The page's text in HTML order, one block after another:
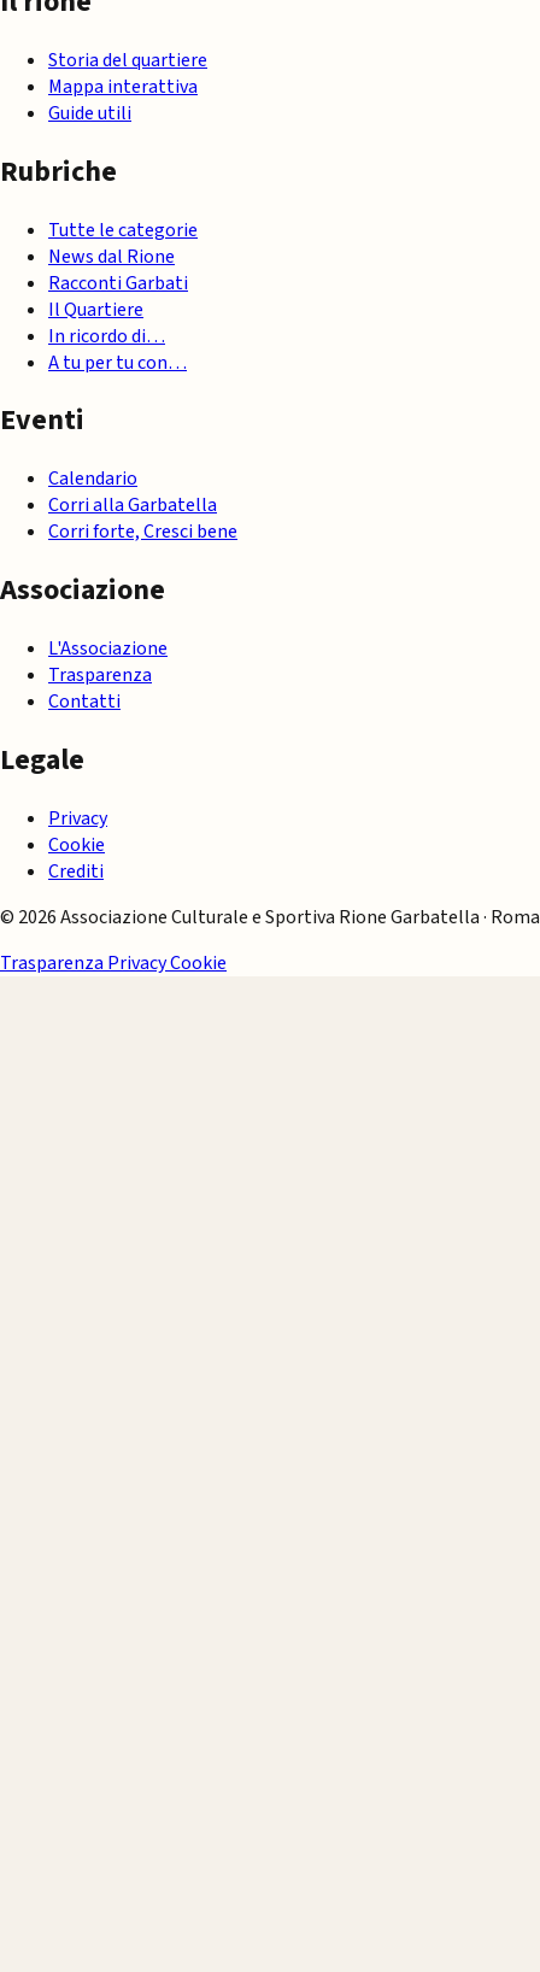
Storia del quartiere
Mappa interattiva
Guide utili
Rubriche
Tutte le categorie
News dal Rione
Racconti Garbati
Il Quartiere
In ricordo di…
A tu per tu con…
Eventi
Calendario
Corri alla Garbatella
Corri forte, Cresci bene
Associazione
L'Associazione
Trasparenza
Contatti
Legale
Privacy
Cookie
Crediti
© 2026 Associazione Culturale e Sportiva Rione Garbatella · Roma
Trasparenza PrivacyCookie